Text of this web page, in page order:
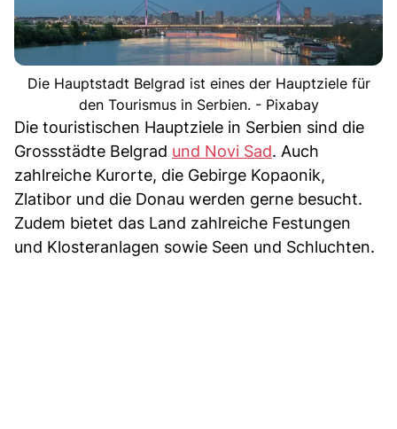
Die Hauptstadt Belgrad ist eines der Hauptziele für
den Tourismus in Serbien. - Pixabay
Die touristischen Hauptziele in Serbien sind die
Grossstädte Belgrad und Novi Sad. Auch
zahlreiche Kurorte, die Gebirge Kopaonik,
Zlatibor und die Donau werden gerne besucht.
Zudem bietet das Land zahlreiche Festungen
und Klosteranlagen sowie Seen und Schluchten.